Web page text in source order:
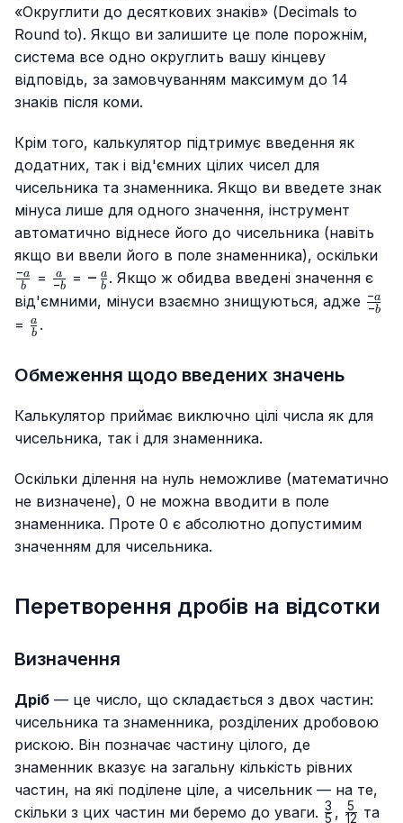
«Округлити до десяткових знаків» (Decimals to
Round to). Якщо ви залишите це поле порожнім,
система все одно округлить вашу кінцеву
відповідь, за замовчуванням максимум до 14
знаків після коми.
Крім того, калькулятор підтримує введення як
додатних, так і від'ємних цілих чисел для
чисельника та знаменника. Якщо ви введете знак
мінуса лише для одного значення, інструмент
автоматично віднесе його до чисельника (навіть
якщо ви ввели його в поле знаменника), оскільки
b
−a = \frac{a}
{-b}
−b
a = -
\frac{a}
− b
a . Якщо ж обидва введені значення є
від'ємними, мінуси взаємно знищуються, адже
−b
−a
= \frac{a}
{b}
b
a .
Обмеження щодо введених значень
Калькулятор приймає виключно цілі числа як для
чисельника, так і для знаменника.
Оскільки ділення на нуль неможливе (математично
не визначене), 0 не можна вводити в поле
знаменника. Проте 0 є абсолютно допустимим
значенням для чисельника.
Перетворення дробів на відсотки
Визначення
Дріб — це число, що складається з двох частин:
чисельника та знаменника, розділених дробовою
рискою. Він позначає частину цілого, де
знаменник вказує на загальну кількість рівних
частин, на які поділене ціле, а чисельник — на те,
скільки з цих частин ми беремо до уваги. \frac{3}
5
3 , 12
5 та